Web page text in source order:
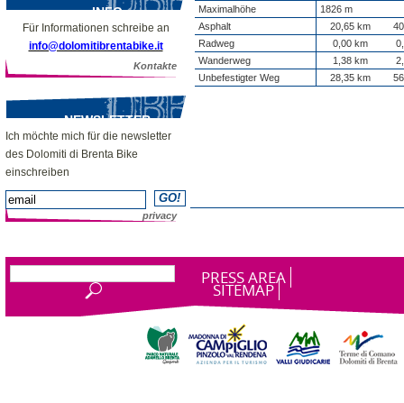
INFO
Für Informationen schreibe an
info@dolomitibrentabike.it
Kontakte
NEWSLETTER
Ich möchte mich für die newsletter
des Dolomiti di Brenta Bike
einschreiben
privacy
Maximalhöhe
1826 m
Asphalt
20,65 km
Radweg
0,00 km
Wanderweg
1,38 km
Unbefestigter Weg
28,35 km
PRESS AREA
SITEMAP